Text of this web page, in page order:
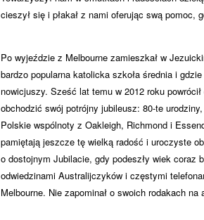
cieszył się i płakał z nami oferując swą pomoc,
Po wyjeździe z Melbourne zamieszkał w
bardzo popularna katolicka szkoła średnia i
nowicjuszy. Sześć lat temu w 2012 roku
obchodzić swój potrójny jubileusz: 80-te
Polskie wspólnoty z Oakleigh, Richmond i
pamiętają jeszcze tę wielką radość i uroczyste
o dostojnym Jubilacie, gdy podeszły wiek coraz
odwiedzinami Australijczyków i częstymi
Melbourne. Nie zapominał o swoich rodakach